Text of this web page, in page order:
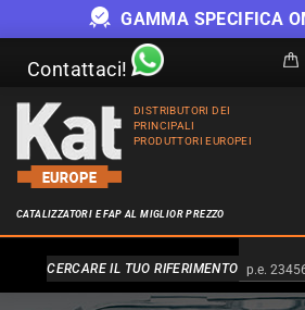
GAMMA SPECIFICA
Contattaci!
DISTRIBUTORI DEI
PRINCIPALI
PRODUTTORI EUROPEI
CATALIZZATORI E FAP AL MIGLIOR PREZZO
Alternativa a
CERCARE IL TUO RIFERIMENTO